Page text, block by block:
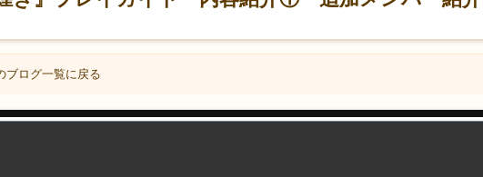
ブログ一覧に戻る